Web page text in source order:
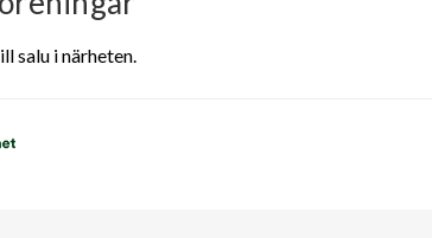
salu i närheten.